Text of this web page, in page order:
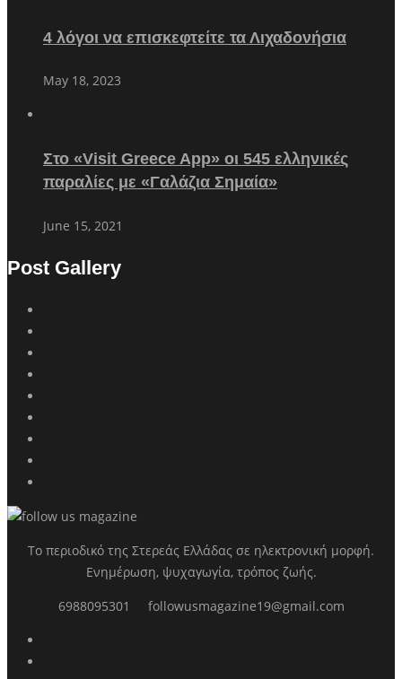
4 λόγοι να επισκεφτείτε τα Λιχαδονήσια
May 18, 2023
Στο «Visit Greece App» οι 545 ελληνικές
παραλίες με «Γαλάζια Σημαία»
June 15, 2021
Post Gallery
Το περιοδικό της Στερεάς Ελλάδας σε ηλεκτρονική μορφή.
Ενημέρωση, ψυχαγωγία, τρόπος ζωής.
6988095301 followusmagazine19@gmail.com